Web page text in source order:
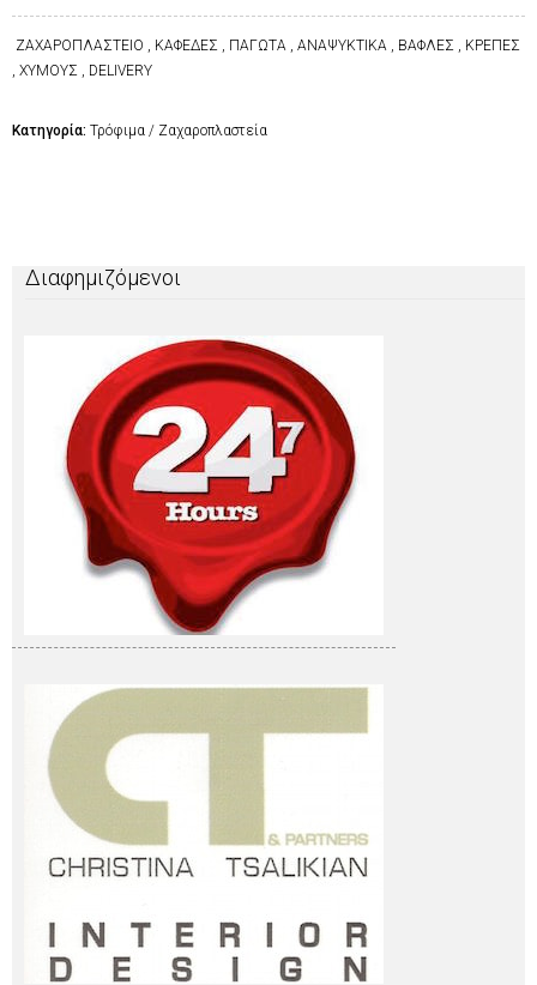
ΖΑΧΑΡΟΠΛΑΣΤΕΙΟ , ΚΑΦΕΔΕΣ , ΠΑΓΩΤΑ , ΑΝΑΨΥΚΤΙΚΑ , ΒΑΦΛΕΣ , ΚΡΕΠΕΣ
, ΧΥΜΟΥΣ , DELIVERY
Κατηγορία: Τρόφιμα / Ζαχαροπλαστεία
Διαφημιζόμενοι